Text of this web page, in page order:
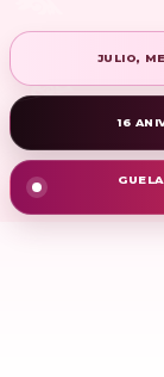
JULIO,
16